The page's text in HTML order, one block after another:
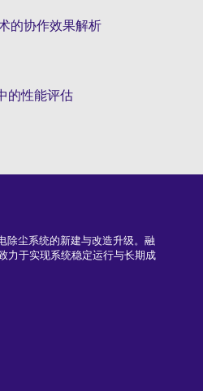
的协作效果解析
的性能评估
除尘系统的新建与改造升级。融
力于实现系统稳定运行与长期成